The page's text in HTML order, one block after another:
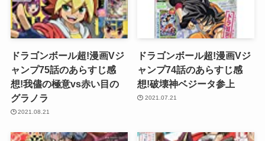
ドラゴンボール超!漫画Vジ
ャンプ75話のあらすじ感
想!我儘の極意vs赤い目の
グラノラ
2021.08.21
ドラゴンボール超!漫画Vジ
ャンプ74話のあらすじ感
想!破壊神ベジータ参上
2021.07.21